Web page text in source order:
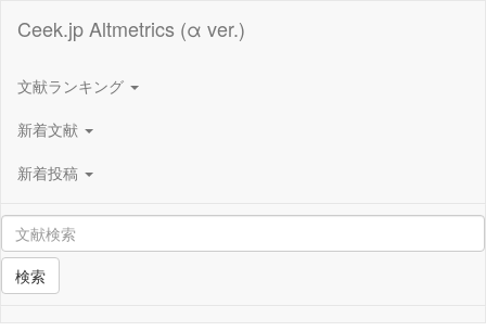
Ceek.jp Altmetrics (α ver.)
文献ランキング
新着文献
新着投稿
検索